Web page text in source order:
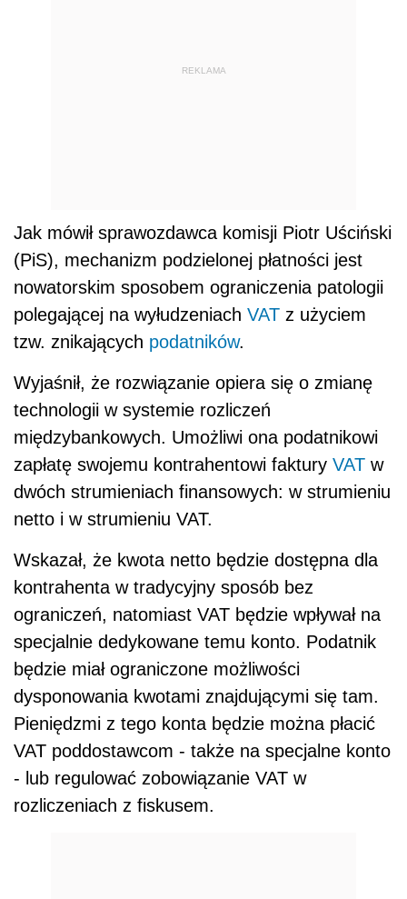
REKLAMA
Jak mówił sprawozdawca komisji Piotr Uściński
(PiS), mechanizm podzielonej płatności jest
nowatorskim sposobem ograniczenia patologii
polegającej na wyłudzeniach VAT z użyciem
tzw. znikających podatników.
Wyjaśnił, że rozwiązanie opiera się o zmianę
technologii w systemie rozliczeń
międzybankowych. Umożliwi ona podatnikowi
zapłatę swojemu kontrahentowi faktury VAT w
dwóch strumieniach finansowych: w strumieniu
netto i w strumieniu VAT.
Wskazał, że kwota netto będzie dostępna dla
kontrahenta w tradycyjny sposób bez
ograniczeń, natomiast VAT będzie wpływał na
specjalnie dedykowane temu konto. Podatnik
będzie miał ograniczone możliwości
dysponowania kwotami znajdującymi się tam.
Pieniędzmi z tego konta będzie można płacić
VAT poddostawcom - także na specjalne konto
- lub regulować zobowiązanie VAT w
rozliczeniach z fiskusem.